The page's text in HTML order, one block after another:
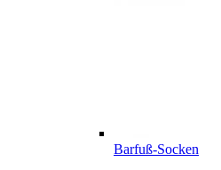
Barfuß-Socken